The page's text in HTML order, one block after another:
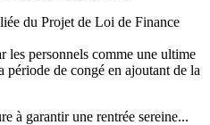
du Projet de Loi de Finance
les personnels comme une ultime
période de congé en ajoutant de la
à garantir une rentrée sereine...